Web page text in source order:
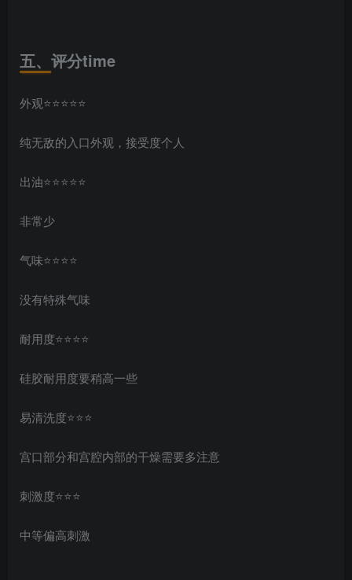
五、评分time
外观⭐️⭐️⭐️⭐️⭐️
纯无敌的入口外观，接受度个人
出油⭐️⭐️⭐️⭐️⭐️
非常少
气味⭐️⭐️⭐️⭐️
没有特殊气味
耐用度⭐️⭐️⭐️⭐️
硅胶耐用度要稍高一些
易清洗度⭐️⭐️⭐️
宫口部分和宫腔内部的干燥需要多注意
刺激度⭐️⭐️⭐️
中等偏高刺激